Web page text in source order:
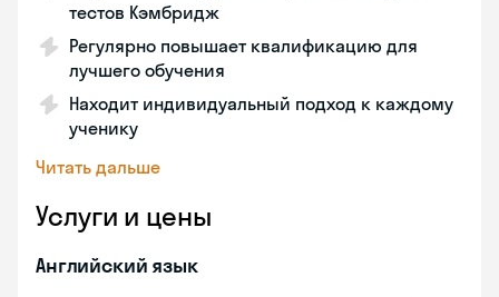
тестов Кэмбридж
Регулярно повышает квалификацию для
лучшего обучения
Находит индивидуальный подход к каждому
ученику
Читать дальше
Услуги и цены
Английский язык